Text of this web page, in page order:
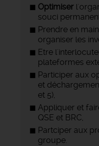
Optimiser
souci
Prendre en
organiser les
Etre
plateformes
Participer aux
et
et 5),
Appliquer et
QSE et BRC,
Partciper aux
groupe.